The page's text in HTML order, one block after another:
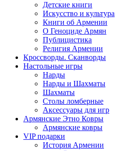
Детские книги
Иcкусство и культура
Книги об Армении
О Геноциде Армян
Публицистика
Религия Армении
Кроссворды. Сканворды
Настольные игры
Нарды
Нарды и Шахматы
Шахматы
Столы ломберные
Аксессуары для игр
Армянские Этно Ковры
Армянские ковры
VIP подарки
История Армении